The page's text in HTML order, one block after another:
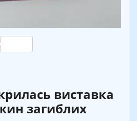
виставка
загиблих